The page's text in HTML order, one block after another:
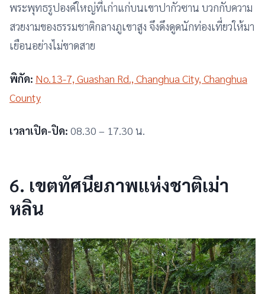
พระพุทธรูปองค์ใหญ่ที่เก่าแก่บนเขาปากัวซาน บวกกับความ
สวยงามของธรรมชาติกลางภูเขาสูง จึงดึงดูดนักท่องเที่ยวให้มา
เยือนอย่างไม่ขาดสาย
พิกัด: No.13-7, Guashan Rd., Changhua City, Changhua
County
เวลาเปิด-ปิด: 08.30 – 17.30 น.
6. เขตทัศนียภาพแห่งชาติเม่า
หลิน